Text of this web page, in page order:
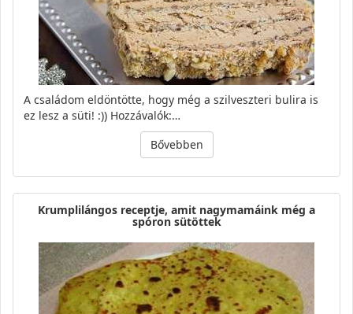
A családom eldöntötte, hogy még a szilveszteri bulira is
ez lesz a süti! :)) Hozzávalók:…
Bővebben
Krumplilángos receptje, amit nagymamáink még a
spóron sütöttek